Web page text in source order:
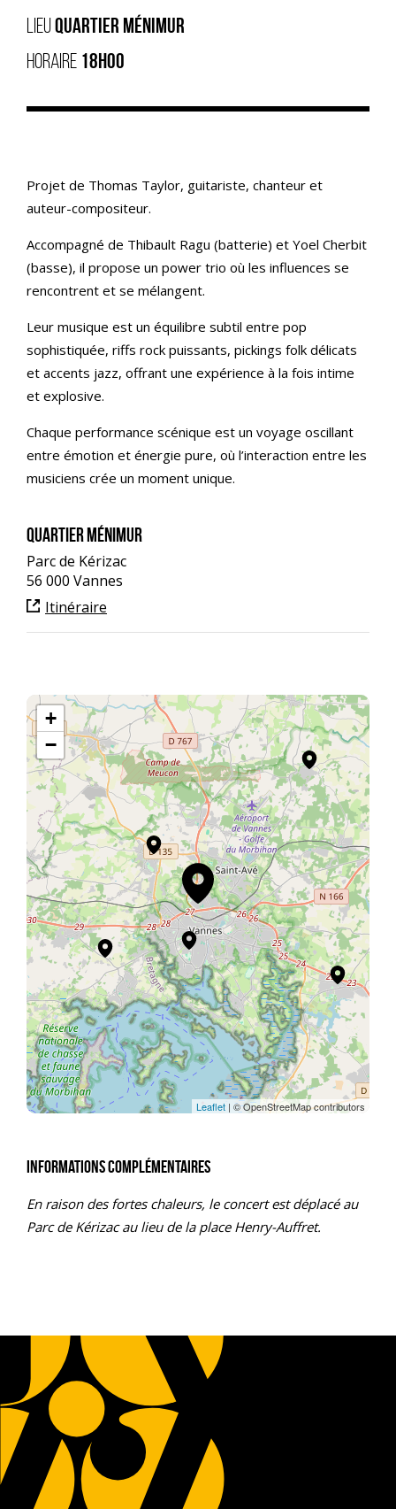
LIEUQUARTIER MÉNIMUR
HORAIRE 18H00
Projet de Thomas Taylor, guitariste, chanteur et
auteur-compositeur.
Accompagné de Thibault Ragu (batterie) et Yoel Cherbit
(basse), il propose un power trio où les influences se
rencontrent et se mélangent.
Leur musique est un équilibre subtil entre pop
sophistiquée, riffs rock puissants, pickings folk délicats
et accents jazz, offrant une expérience à la fois intime
et explosive.
Chaque performance scénique est un voyage oscillant
entre émotion et énergie pure, où l’interaction entre les
musiciens crée un moment unique.
Quartier Ménimur
Parc de Kérizac
56 000 Vannes
Itinéraire
+
−
Leaflet | © OpenStreetMap contributors
Informations complémentaires
En raison des fortes chaleurs, le concert est déplacé au
Parc de Kérizac au lieu de la place Henry-Auffret.